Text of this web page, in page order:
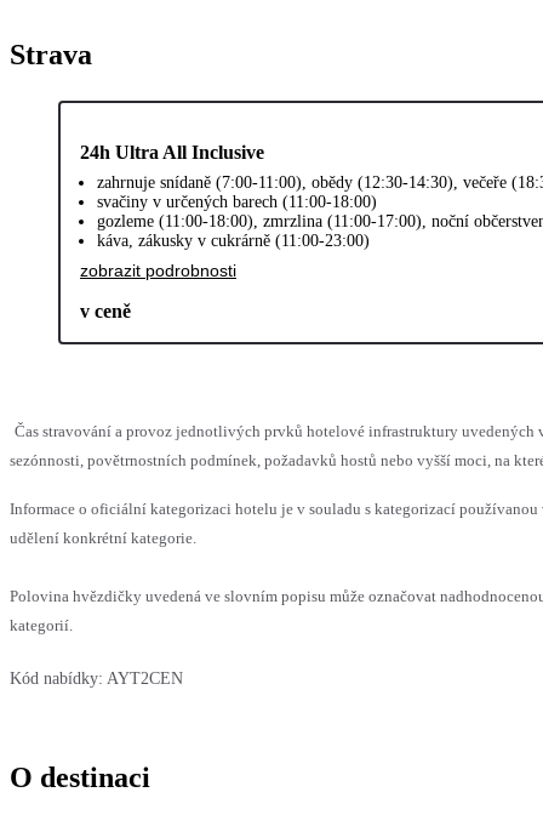
Strava
24h Ultra All Inclusive
zahrnuje snídaně (7:00-11:00), obědy (12:30-14:30), večeře
svačiny v určených barech (11:00-18:00)
gozleme (11:00-18:00), zmrzlina (11:00-17:00), noční
káva, zákusky v cukrárně (11:00-23:00)
zobrazit podrobnosti
v ceně
Čas stravování a provoz jednotlivých prvků hotelové infrastruktury uvedených
sezónnosti, povětrnostních podmínek, požadavků hostů nebo vyšší moci, na
Informace o oficiální kategorizaci hotelu je v souladu s kategorizací
udělení konkrétní kategorie.
Polovina hvězdičky uvedená ve slovním popisu může označovat
kategorií.
Kód nabídky: AYT2CEN
O destinaci